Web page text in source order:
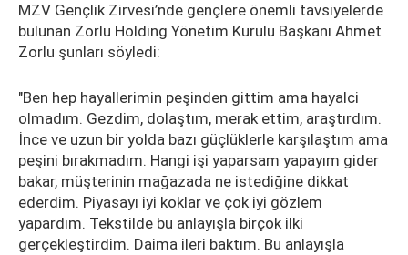
MZV Gençlik Zirvesi’nde gençlere önemli tavsiyelerde
bulunan Zorlu Holding Yönetim Kurulu Başkanı Ahmet
Zorlu şunları söyledi:
"Ben hep hayallerimin peşinden gittim ama hayalci
olmadım. Gezdim, dolaştım, merak ettim, araştırdım.
İnce ve uzun bir yolda bazı güçlüklerle karşılaştım ama
peşini bırakmadım. Hangi işi yaparsam yapayım gider
bakar, müşterinin mağazada ne istediğine dikkat
ederdim. Piyasayı iyi koklar ve çok iyi gözlem
yapardım. Tekstilde bu anlayışla birçok ilki
gerçekleştirdim. Daima ileri baktım. Bu anlayışla